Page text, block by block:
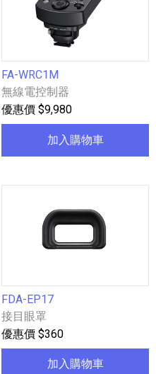
FA-WRC1M
無線電控制器
優惠價 $9,980
加入購物車
FDA-EP17
接目眼罩
優惠價 $360
加入購物車